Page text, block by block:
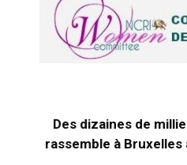
Des dizaines de
rassemble à Bruxelles